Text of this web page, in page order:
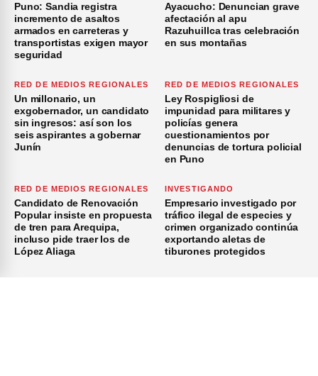
Puno: Sandia registra
incremento de asaltos
armados en carreteras y
transportistas exigen mayor
seguridad
Ayacucho: Denuncian grave
afectación al apu
Razuhuillca tras celebración
en sus montañas
RED DE MEDIOS REGIONALES
Un millonario, un
exgobernador, un candidato
sin ingresos: así son los
seis aspirantes a gobernar
Junín
RED DE MEDIOS REGIONALES
Ley Rospigliosi de
impunidad para militares y
policías genera
cuestionamientos por
denuncias de tortura policial
en Puno
RED DE MEDIOS REGIONALES
Candidato de Renovación
Popular insiste en propuesta
de tren para Arequipa,
incluso pide traer los de
López Aliaga
INVESTIGANDO
Empresario investigado por
tráfico ilegal de especies y
crimen organizado continúa
exportando aletas de
tiburones protegidos